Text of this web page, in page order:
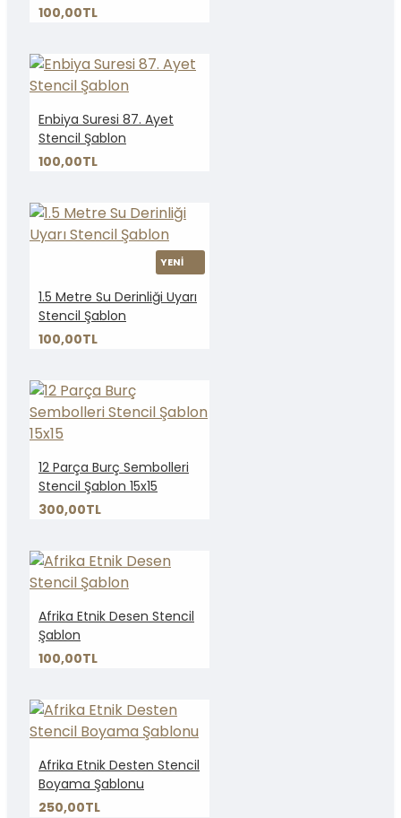
100,00TL
Enbiya Suresi 87. Ayet
Stencil Şablon
100,00TL
YENİ
1.5 Metre Su Derinliği Uyarı
Stencil Şablon
100,00TL
12 Parça Burç Sembolleri
Stencil Şablon 15x15
300,00TL
Afrika Etnik Desen Stencil
Şablon
100,00TL
Afrika Etnik Desten Stencil
Boyama Şablonu
250,00TL